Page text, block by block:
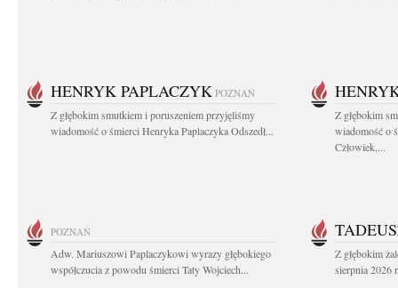
HENRYK PAPLACZYK POZNAŃ
Z głębokim smutkiem i poruszeniem przyjęliśmy
wiadomość o śmierci Henryka Paplaczyka Odszedł...
Z głębokim
wiadomość o
Człowiek,...
POZNAŃ
Adw. Mariuszowi Paplaczykowi wyrazy głębokiego
współczucia z powodu śmierci Taty Wojciech...
Z głębokim
sierpnia 2026